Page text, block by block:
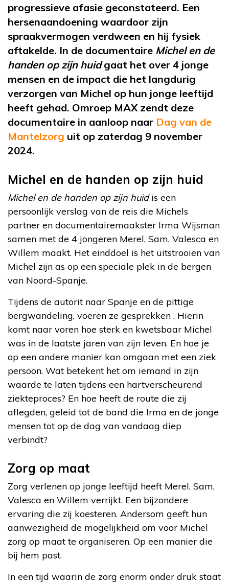
progressieve afasie geconstateerd. Een
hersenaandoening waardoor zijn
spraakvermogen verdween en hij fysiek
aftakelde. In de documentaire Michel en de
handen op zijn huidgaat het over 4 jonge
mensen en de impact die het langdurig
verzorgen van Michel op hun jonge leeftijd
heeft gehad. Omroep MAX zendt deze
documentaire in aanloop naar Dag van de
Mantelzorg uit op zaterdag 9 november
2024.
Michel en de handen op zijn huid
Michel en de handen op zijn huidis een
persoonlijk verslag van de reis die Michels
partner en documentairemaakster Irma Wijsman
samen met de 4 jongeren Merel, Sam, Valesca en
Willem maakt. Het einddoel is het uitstrooien van
Michel zijn as op een speciale plek in de bergen
van Noord-Spanje.
Tijdens de autorit naar Spanje en de pittige
bergwandeling, voeren ze gesprekken . Hierin
komt naar voren hoe sterk en kwetsbaar Michel
was in de laatste jaren van zijn leven. En hoe je
op een andere manier kan omgaan met een ziek
persoon. Wat betekent het om iemand in zijn
waarde te laten tijdens een hartverscheurend
ziekteproces? En hoe heeft de route die zij
aflegden, geleid tot de band die Irma en de jonge
mensen tot op de dag van vandaag diep
verbindt?
Zorg op maat
Zorg verlenen op jonge leeftijd heeft Merel, Sam,
Valesca en Willem verrijkt. Een bijzondere
ervaring die zij koesteren. Andersom geeft hun
aanwezigheid de mogelijkheid om voor Michel
zorg op maat te organiseren. Op een manier die
bij hem past.
In een tijd waarin de zorg enorm onder druk staat